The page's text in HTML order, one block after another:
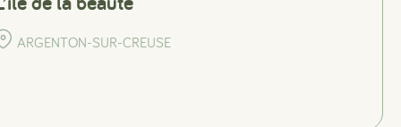
ARGENTON-SUR-CREUSE